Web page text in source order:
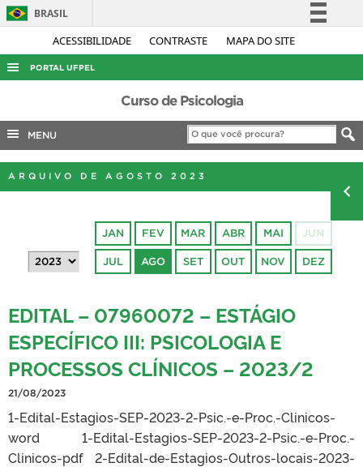
ACESSIBILIDADE CONTRASTE MAPA DO SITE
BRASIL
Simplifique!
Acesso à informação
Legislação
Canais
PORTAL UFPEL
ACESSO À INFORMAÇÃO
AUDITORIA
COBALTO
CONCURSOS
OUVIDORIA
TELEFONES
Curso de Psicologia
MENU
ARQUIVO DE AGOSTO 2023
JAN FEV MAR ABR MAI JUN
JUL AGO SET OUT NOV DEZ
EDITAL – 07960072 – ESTÁGIO
ESPECÍFICO III: PSICOLOGIA E
PROCESSOS CLÍNICOS – 2023/2
21/08/2023
1-Edital-Estagios-SEP-2023-2-Psic.-e-Proc.-Clinicos-
word 1-Edital-Estagios-SEP-2023-2-Psic.-e-Proc.-
Clinicos-pdf 2-Edital-de-Estagios-Outros-locais-2023-